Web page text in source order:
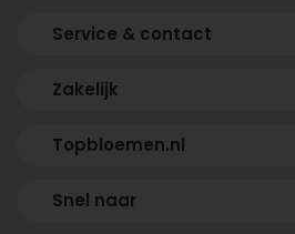
Service & contact
Zakelijk
Topbloemen.nl
Snel naar